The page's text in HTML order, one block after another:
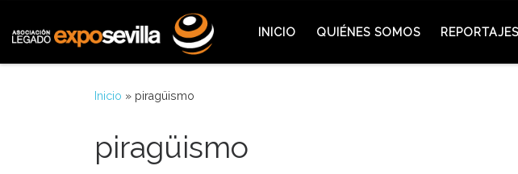
INICIO QUIÉNES SOMOS REPORTAJES
Inicio » piragüismo
piragüismo